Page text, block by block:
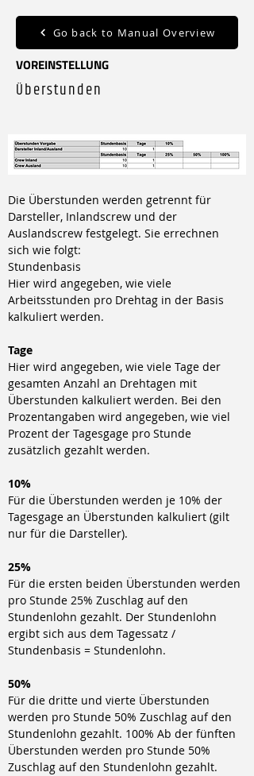
Go back to Manual Overview
VOREINSTELLUNG
Überstunden
Die Überstunden werden getrennt für
Darsteller, Inlandscrew und der
Auslandscrew festgelegt. Sie errechnen
sich wie folgt:
Stundenbasis
Hier wird angegeben, wie viele
Arbeitsstunden pro Drehtag in der Basis
kalkuliert werden.
Tage
Hier wird angegeben, wie viele Tage der
gesamten Anzahl an Drehtagen mit
Überstunden kalkuliert werden. Bei den
Prozentangaben wird angegeben, wie viel
Prozent der Tagesgage pro Stunde
zusätzlich gezahlt werden.
10%
Für die Überstunden werden je 10% der
Tagesgage an Überstunden kalkuliert (gilt
nur für die Darsteller).
25%
Für die ersten beiden Überstunden werden
pro Stunde 25% Zuschlag auf den
Stundenlohn gezahlt. Der Stundenlohn
ergibt sich aus dem Tagessatz /
Stundenbasis = Stundenlohn.
50%
Für die dritte und vierte Überstunden
werden pro Stunde 50% Zuschlag auf den
Stundenlohn gezahlt. 100% Ab der fünften
Überstunden werden pro Stunde 50%
Zuschlag auf den Stundenlohn gezahlt.